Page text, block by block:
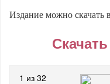
Издание можно скачать
1 из 32